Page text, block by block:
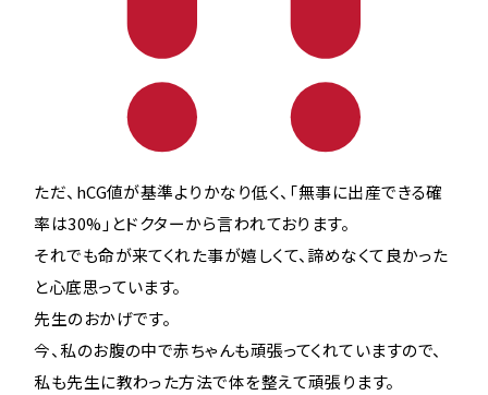
ただ、hCG値が基準よりかなり低く、「無事に出産できる確
率は30%」とドクターから言われております。
それでも命が来てくれた事が嬉しくて、諦めなくて良かった
と心底思っています。
先生のおかげです。
今、私のお腹の中で赤ちゃんも頑張ってくれていますので、
私も先生に教わった方法で体を整えて頑張ります。